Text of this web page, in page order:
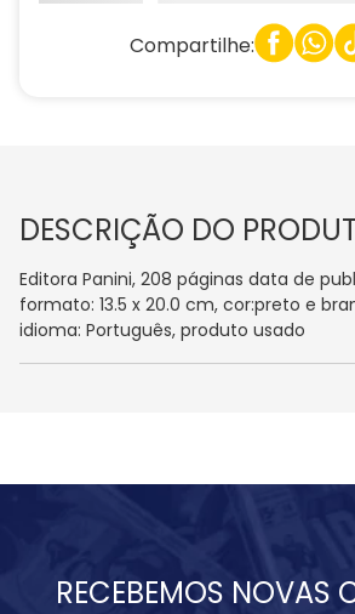
Compartilhe:
DESCRIÇÃO DO
Editora Panini, 208 páginas data de
formato: 13.5 x 20.0 cm, cor:preto e
idioma: Português, produto usado
RECEBEMOS NOVAS